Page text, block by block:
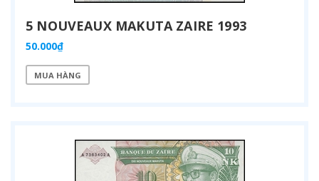
5 NOUVEAUX MAKUTA ZAIRE 1993
50.000₫
MUA HÀNG